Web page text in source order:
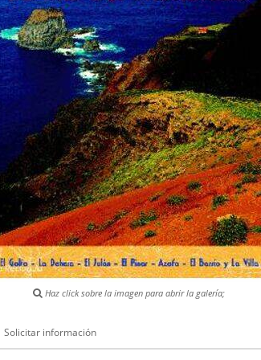
Haz click sobre la imagen para abrir la galería;
Solicitar información